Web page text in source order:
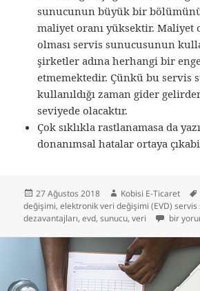
sunucunun büyük bir
maliyet oranı yüksektir. Maliyet
olması servis sunucusunun
şirketler adına herhangi bir
etmemektedir. Çünkü bu servis
kullanıldığı zaman gider
seviyede olacaktır.
Çok sıklıkla rastlanamasa da
donanımsal hatalar ortaya
Yayın
tarihi
27 Ağustos 2018 Yazar
Kobisi E-Ticaret
değişimi,elektronik veri değişimi (EVD)
dezavantajları,evd,sunucu,veri bir